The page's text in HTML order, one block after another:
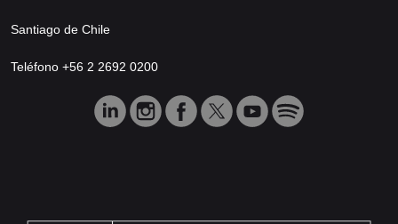
Santiago de Chile
Teléfono +56 2 2692 0200